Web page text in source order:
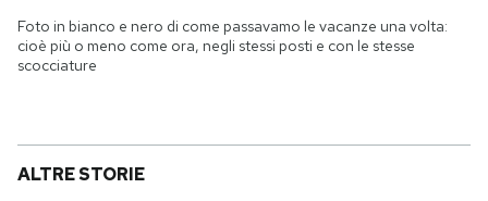
Foto in bianco e nero di come passavamo le vacanze una volta:
cioè più o meno come ora, negli stessi posti e con le stesse
scocciature
ALTRE STORIE